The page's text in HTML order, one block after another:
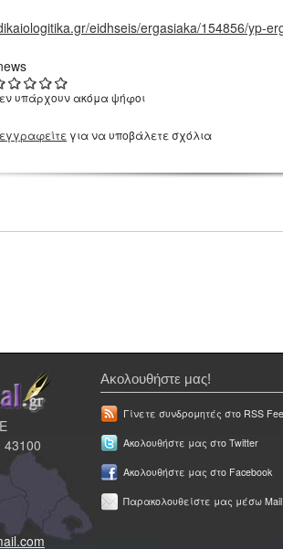
eidhseis/ergasiaka/154856/yp-
υπάρχουν ακόμα ψήφοι
εγγραφείτε για να υποβάλετε σχόλια
Ακολουθήστε μας!
Γίνετε συνδρομητές στο RSS
Ακολουθήστε μας στο Twitter
Ακολουθήστε μας στο Facebook
Παρακολουθείστε μας μέσω Mail